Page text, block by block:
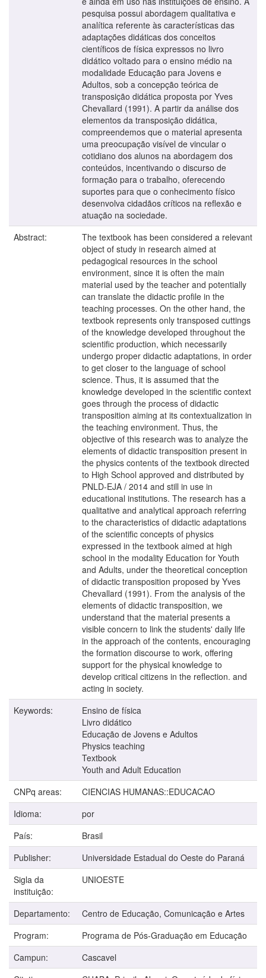
pesquisa possui abordagem qualitativa e
analítica referente às características das
adaptações didáticas dos conceitos
científicos de física expressos no livro
didático voltado para o ensino médio na
modalidade Educação para Jovens e
Adultos, sob a concepção teórica de
transposição didática proposta por Yves
Chevallard (1991). A partir da análise dos
elementos da transposição didática,
compreendemos que o material apresenta
uma preocupação visível de vincular o
cotidiano dos alunos na abordagem dos
conteúdos, incentivando o discurso de
formação para o trabalho, oferecendo
suportes para que o conhecimento físico
desenvolva cidadãos críticos na reflexão e
atuação na sociedade.
Abstract:
The textbook has been considered a relevant
object of study in research aimed at
pedagogical resources in the school
environment, since it is often the main
material used by the teacher and potentially
can translate the didactic profile in the
teaching processes. On the other hand, the
textbook represents only transposed cuttings
of the knowledge developed throughout the
scientific production, which necessarily
undergo proper didactic adaptations, in order
to get closer to the language of school
science. Thus, it is assumed that the
knowledge developed in the scientific context
goes through the process of didactic
transposition aiming at its contextualization in
the teaching environment. Thus, the
objective of this research was to analyze the
elements of didactic transposition present in
the physics contents of the textbook directed
to High School approved and distributed by
PNLD-EJA / 2014 and still in use in
educational institutions. The research has a
qualitative and analytical approach referring
to the characteristics of didactic adaptations
of the scientific concepts of physics
expressed in the textbook aimed at high
school in the modality Education for Youth
and Adults, under the theoretical conception
of didactic transposition proposed by Yves
Chevallard (1991). From the analysis of the
elements of didactic transposition, we
understand that the material presents a
visible concern to link the students' daily life
in the approach of the contents, encouraging
the formation discourse to work, offering
support for the physical knowledge to
develop critical citizens in the reflection. and
acting in society.
Keywords:
Ensino de física
Livro didático
Educação de Jovens e Adultos
Physics teaching
Textbook
Youth and Adult Education
CNPq areas:
CIENCIAS HUMANAS::EDUCACAO
Idioma:
por
País:
Brasil
Publisher:
Universidade Estadual do Oeste do Paraná
Sigla da
instituição:
UNIOESTE
Departamento:
Centro de Educação, Comunicação e Artes
Program:
Programa de Pós-Graduação em Educação
Campun:
Cascavel